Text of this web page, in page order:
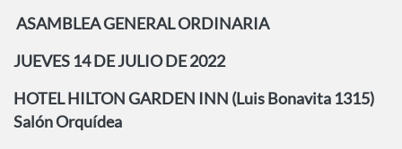
ASAMBLEA GENERAL ORDINARIA
JUEVES 14 DE JULIO DE 2022
HOTEL HILTON GARDEN INN (Luis Bonavita 1315)
Salón Orquídea